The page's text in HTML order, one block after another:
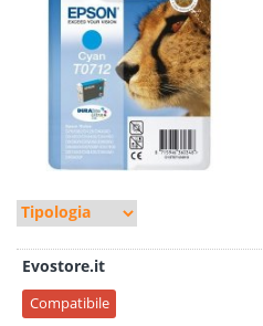
Evostore.it
Compatibile